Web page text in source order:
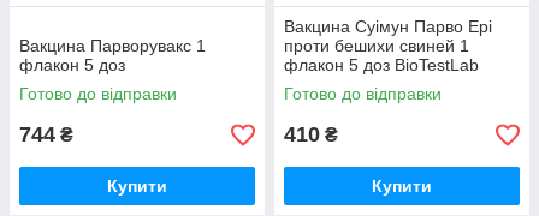
Вакцина Парворувакс 1
флакон 5 доз
Готово до відправки
744 ₴
Купити
Вакцина Суімун Парво Ері
проти бешихи свиней 1
флакон 5 доз BioTestLab
Готово до відправки
410 ₴
Купити